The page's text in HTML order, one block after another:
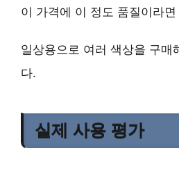
이 가격에 이 정도 품질이라면
일상용으로 여러 색상을 구매
다.
실제 사용 평가